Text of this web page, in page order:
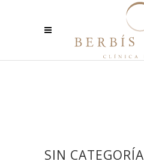
SIN CATEGORÍA